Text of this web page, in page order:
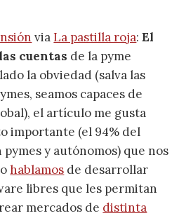
viaLa pastilla roja:El
cuentas de la pyme
la obviedad (salva las
seamos capaces de
el artículo me gusta
importante (el 94% del
y autónomos) que nos
hablamos de desarrollar
libres que les permitan
mercados de distinta